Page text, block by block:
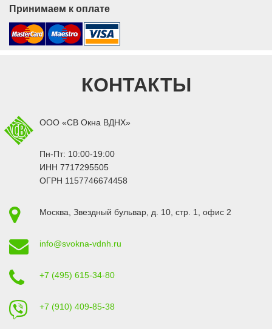
Принимаем к оплате
КОНТАКТЫ
ООО «СВ Окна ВДНХ»
Пн-Пт: 10:00-19:00
ИНН 7717295505
ОГРН 1157746674458
Москва Звездный бульвар, д. 10, стр. 1 , офис 2
info@svokna-vdnh.ru
+7 (495) 615-34-80
+7 (910) 409-85-38